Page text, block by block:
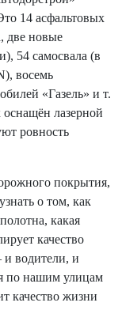
14 асфальтовых
две новые
54 самосвала (в
восемь
«Газель» и т.
лазерной
ровность
покрытия,
о том, как
какая
качество
и водители, и
по нашим улицам
качество жизни